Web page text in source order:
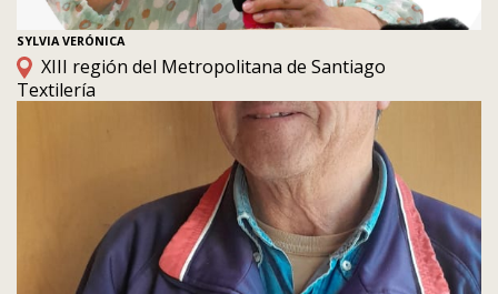
SYLVIA VERÓNICA
XIII región del Metropolitana de Santiago
Textilería